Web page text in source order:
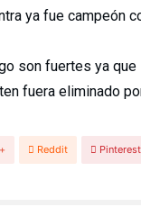
ya fue campeón
son fuertes ya que
fuera eliminado
Reddit Pinterest